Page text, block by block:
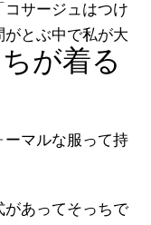
サージュはつけ
とぶ中で私が大
が着る
ーマルな服って持
があってそっちで